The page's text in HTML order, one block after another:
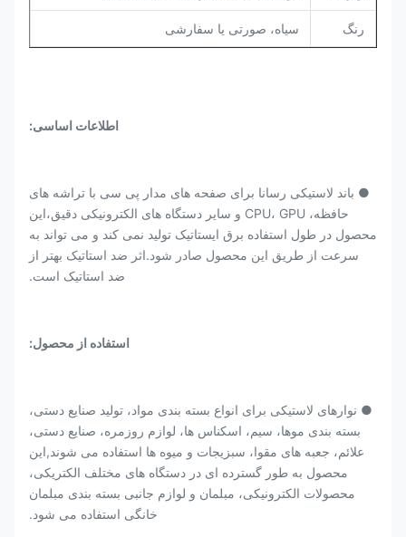
رنگ سیاه، صورتی یا سفارشی
اطلاعات اساسی:
● باند لاستیکی رسانا برای صفحه های مدار پی سی با تراشه های
حافظه، CPU، GPU و سایر دستگاه های الکترونیکی دقیق،این
محصول در طول استفاده برق ایستاتیک تولید نمی کند و می تواند به
سرعت از طریق این محصول صادر شود.اثر ضد استاتیک بهتر از
ضد استاتیک است.
استفاده از محصول:
● نوارهای لاستیکی برای انواع بسته بندی مواد، تولید صنایع دستی،
بسته بندی موها، سیم، اسکناس ها، لوازم روزمره، صنایع دستی،
علائم، جعبه های مقوا، سبزیجات و میوه ها استفاده می شوند,این
محصول به طور گسترده ای در دستگاه های مختلف الکتریکی،
محصولات الکترونیکی، مبلمان و لوازم جانبی بسته بندی مبلمان
خانگی استفاده می شود.